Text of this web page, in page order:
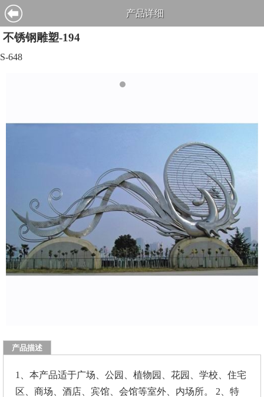
产品详细
不锈钢雕塑-194
S-648
产品描述
1、本产品适于广场、公园、植物园、花园、学校、住宅
区、商场、酒店、宾馆、会馆等室外、内场所。 2、特